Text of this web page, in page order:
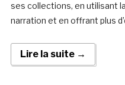
ses collections, en utilisant
narration et en offrant plus
Lire la suite →